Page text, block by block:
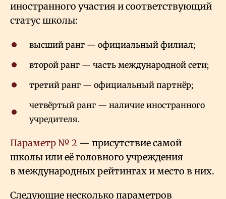
иностранного участия и соответствующий
статус школы:
высший ранг — официальный филиал;
второй ранг — часть международной сети;
третий ранг — официальный партнёр;
четвёртый ранг — наличие иностранного
учредителя.
Параметр № 2 — присутствие самой
школы или её головного учреждения
в международных рейтингах и место в них.
Следующие несколько параметров